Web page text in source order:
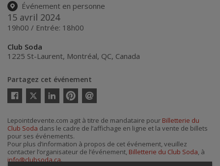
Événement en personne
15 avril 2024
19h00 / Entrée: 18h00
Club Soda
1225 St-Laurent, Montréal, QC, Canada
Partagez cet événement
Twitter
courriel
Lepointdevente.com agit à titre de mandataire pour Billetterie du
Club Soda dans le cadre de l’affichage en ligne et la vente de billets
pour ses événements.
Pour plus d’information à propos de cet événement, veuillez
contacter l’organisateur de l’événement, Billetterie du Club Soda, à
info@clubsoda.ca.